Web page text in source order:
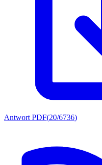
Antwort PDF(20/6736)